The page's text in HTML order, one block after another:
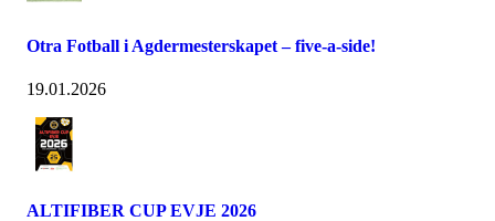
Otra Fotball i Agdermesterskapet – five-a-side!
19.01.2026
ALTIFIBER CUP EVJE 2026